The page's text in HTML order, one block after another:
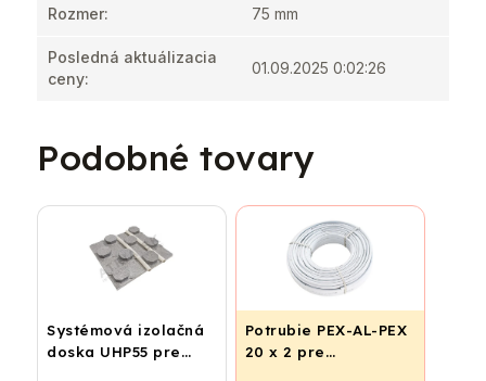
Rozmer: 75 mm
Posledná aktuálizacia
ceny:
01.09.2025 0:02:26
Podobné tovary
Systémová izolačná
doska UHP55 pre
Potrubie PEX-AL-PEX
20 x 2 pre